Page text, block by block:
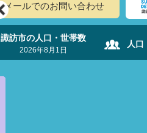
メールでのお問い合わせ
諏訪市の人口・世帯数
2026年8月1日
人口